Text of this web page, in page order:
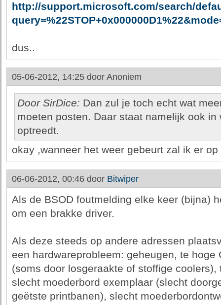
http://support.microsoft.com/search/
dus..
05-06-2012, 14:25 door Anoniem
Door SirDice: Dan zul je toch echt wat
moeten posten. Daar staat namelijk ook in
optreedt.
okay ,wanneer het weer gebeurt zal ik er op
06-06-2012, 00:46 door Bitwiper
Als de BSOD foutmelding elke keer (bijna)
om een brakke driver.
Als deze steeds op andere adressen
een hardwareprobleem: geheugen, te hoge
(soms door losgeraakte of stoffige
slecht moederbord exemplaar (slecht
geëtste printbanen), slecht